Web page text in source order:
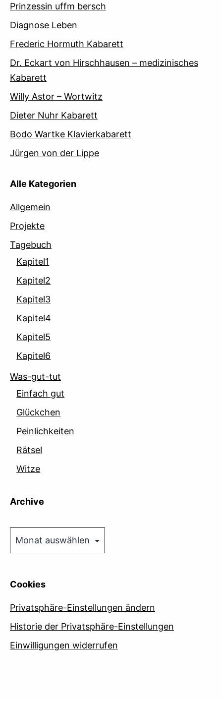
Prinzessin uffm bersch
Diagnose Leben
Frederic Hormuth Kabarett
Dr. Eckart von Hirschhausen – medizinisches
Kabarett
Willy Astor – Wortwitz
Dieter Nuhr Kabarett
Bodo Wartke Klavierkabarett
Jürgen von der Lippe
Alle Kategorien
Allgemein
Projekte
Tagebuch
Kapitel1
Kapitel2
Kapitel3
Kapitel4
Kapitel5
Kapitel6
Was-gut-tut
Einfach gut
Glückchen
Peinlichkeiten
Rätsel
Witze
Archive
Cookies
Privatsphäre-Einstellungen ändern
Historie der Privatsphäre-Einstellungen
Einwilligungen widerrufen